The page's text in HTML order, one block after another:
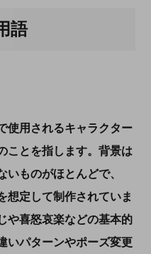
語
使用されるキャラクター
ことを指します。背景は
ものがほとんどで、
想定して制作されていま
や喜怒哀楽などの基本的
いパターンやポーズ変更